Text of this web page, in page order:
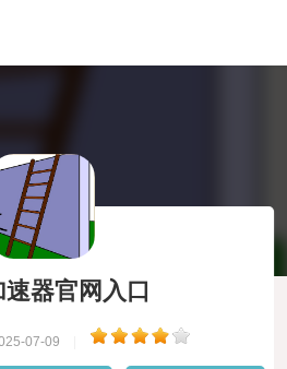
器官网入口
07-09